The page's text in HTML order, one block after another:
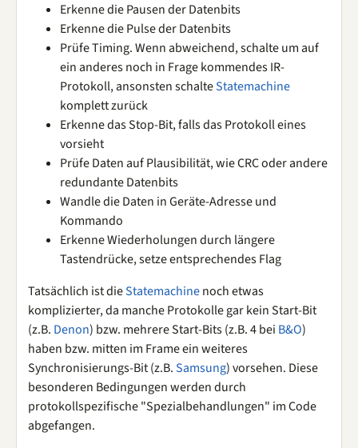
Erkenne die Pausen der Datenbits
Erkenne die Pulse der Datenbits
Prüfe Timing. Wenn abweichend, schalte um auf
ein anderes noch in Frage kommendes IR-
Protokoll, ansonsten schalteStatemachine
komplett zurück
Erkenne das Stop-Bit, falls das Protokoll eines
vorsieht
Prüfe Daten auf Plausibilität, wie CRC oder andere
redundante Datenbits
Wandle die Daten in Geräte-Adresse und
Kommando
Erkenne Wiederholungen durch längere
Tastendrücke, setze entsprechendes Flag
Tatsächlich ist dieStatemachinenoch etwas
komplizierter, da manche Protokolle gar kein Start-Bit
(z.B. Denon) bzw. mehrere Start-Bits (z.B. 4 bei B&O)
haben bzw. mitten im Frame ein weiteres
Synchronisierungs-Bit (z.B.Samsung) vorsehen. Diese
besonderen Bedingungen werden durch
protokollspezifische "Spezialbehandlungen" im Code
abgefangen.